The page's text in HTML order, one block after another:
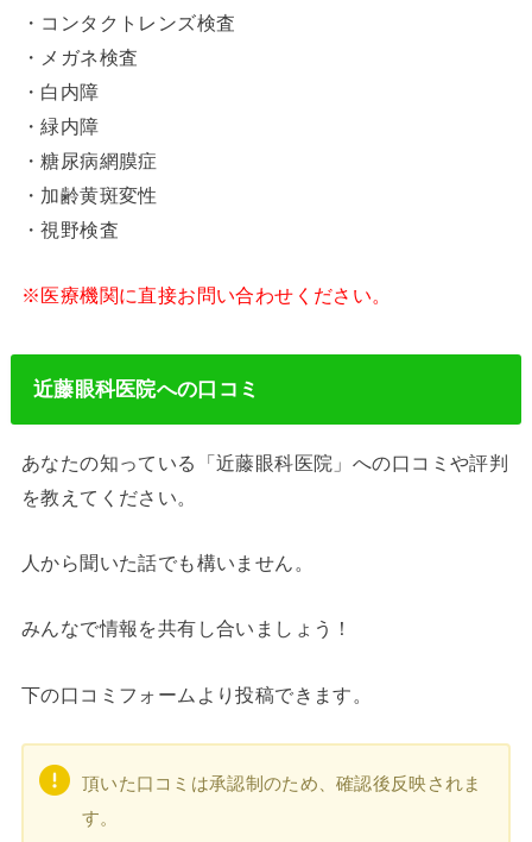
・コンタクトレンズ検査
・メガネ検査
・白内障
・緑内障
・糖尿病網膜症
・加齢黄斑変性
・視野検査
※医療機関に直接お問い合わせください。
近藤眼科医院への口コミ
あなたの知っている「近藤眼科医院」への口コミや評判
を教えてください。
人から聞いた話でも構いません。
みんなで情報を共有し合いましょう！
下の口コミフォームより投稿できます。
頂いた口コミは承認制のため、確認後反映されま
す。